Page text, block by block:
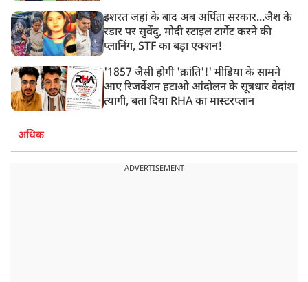
इशरत जहां के बाद अब अर्पिता सरकार...जैश के
रडार पर सुवेंदु, मोदी स्टाइल टार्गेट करने की
प्लानिंग, STF का बड़ा एक्शन!
'1857 जैसी होगी 'क्रांति'!' मीडिया के सामने
आए रिजर्वेशन हटाओ आंदोलन के सूत्रधार वेदांश
त्यागी, बता दिया RHA का मास्टरप्लान
अधिक
ADVERTISEMENT